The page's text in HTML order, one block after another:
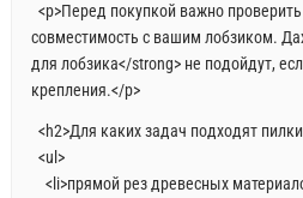
<p>Перед покупкой важно проверить
совместимость с вашим лобзиком.
для лобзика</strong> не подойдут,
крепления.</p>
<h2>Для каких задач подходят
<ul>
<li>прямой рез древесных